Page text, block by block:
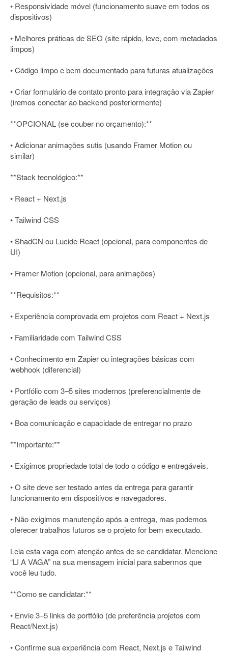
• Responsividade móvel (funcionamento suave em todos os
dispositivos)
• Melhores práticas de SEO (site rápido, leve, com metadados
limpos)
• Código limpo e bem documentado para futuras atualizações
• Criar formulário de contato pronto para integração via Zapier
(iremos conectar ao backend posteriormente)
**OPCIONAL (se couber no orçamento):**
• Adicionar animações sutis (usando Framer Motion ou
similar)
**Stack tecnológico:**
• React + Next.js
• Tailwind CSS
• ShadCN ou Lucide React (opcional, para componentes de
UI)
• Framer Motion (opcional, para animações)
**Requisitos:**
• Experiência comprovada em projetos com React + Next.js
• Familiaridade com Tailwind CSS
• Conhecimento em Zapier ou integrações básicas com
webhook (diferencial)
• Portfólio com 3–5 sites modernos (preferencialmente de
geração de leads ou serviços)
• Boa comunicação e capacidade de entregar no prazo
**Importante:**
• Exigimos propriedade total de todo o código e entregáveis.
• O site deve ser testado antes da entrega para garantir
funcionamento em dispositivos e navegadores.
• Não exigimos manutenção após a entrega, mas podemos
oferecer trabalhos futuros se o projeto for bem executado.
Leia esta vaga com atenção antes de se candidatar. Mencione
“LI A VAGA” na sua mensagem inicial para sabermos que
você leu tudo.
**Como se candidatar:**
• Envie 3–5 links de portfólio (de preferência projetos com
React/Next.js)
• Confirme sua experiência com React, Next.js e Tailwind